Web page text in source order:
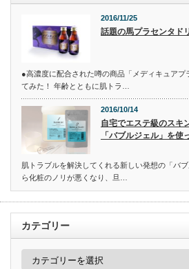
2016/11/25
話題の馬プラセンタド
●高濃度に配合された噂の商品「メディキュアプ
てみた！ 年齢とともに肌トラ…
2016/10/14
自宅でエステ級のスキ
「バブルジェル」を使
肌トラブルを解決してくれる新しい発想の「バ
ら化粧のノリが悪くなり、旦…
カテゴリー
カ